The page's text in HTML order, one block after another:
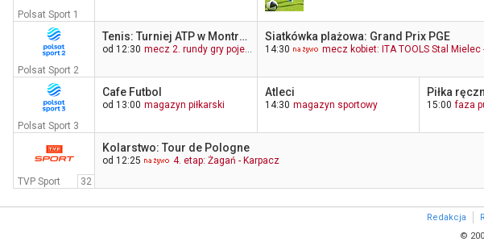
Polsat Sport 1
Polsat Sport 2
Tenis: Turniej ATP w Montrealu
od 12:30 mecz 2. rundy gry pojedynczej
Siatkówka plażowa: Grand Prix PGE
14:30 mecz kobiet: ITA TOOLS Stal Mielec
Polsat Sport 3
Cafe Futbol
od 13:00 magazyn piłkarski
Atleci
14:30 magazyn sportowy
Piłka
15:00 faza
TVP Sport 32
Kolarstwo: Tour de Pologne
od 12:25 4. etap: Żagań - Karpacz
Redakcja
©